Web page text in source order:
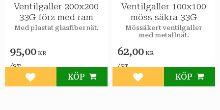
Ventilgaller 200x200
33G förz med ram
Med plastat glasfibernät.
95,00 KR
/ST
Lägg till i favoriter
KÖP
Ventilgaller 100x100
möss säkra 33G
Mössäkert ventilgaller
med metallnät.
62,00 KR
/ST
Lägg till i favoriter
KÖP